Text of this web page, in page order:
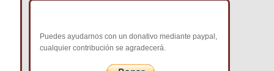
Puedes ayudarnos con un donativo mediante paypal,
cualquier contribución se agradecerá.